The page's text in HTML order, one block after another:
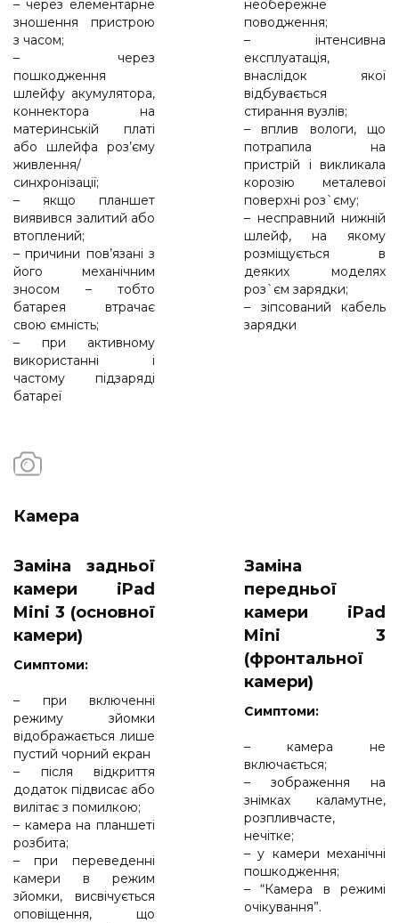
– через елементарне
зношення пристрою
з часом;
– через
пошкодження
шлейфу акумулятора,
коннектора на
материнській платі
або шлейфа роз’єму
живлення/
синхронізації;
– якщо планшет
виявився залитий або
втоплений;
– причини пов’язані з
його механічним
зносом – тобто
батарея втрачає
свою ємність;
– при активному
використанні і
частому підзаряді
батареї
необережне
поводження;
– інтенсивна
експлуатація,
внаслідок якої
відбувається
стирання вузлів;
– вплив вологи, що
потрапила на
пристрій і викликала
корозію металевої
поверхні роз`єму;
– несправний нижній
шлейф, на якому
розміщується в
деяких моделях
роз`єм зарядки;
– зіпсований кабель
зарядки
Камера
Заміна задньої
камери iPad
Mini 3 (основної
камери)
Cимптоми:
– при включенні
режиму зйомки
відображається лише
пустий чорний екран
– після відкриття
додаток підвисає або
вилітає з помилкою;
– камера на планшеті
розбита;
– при переведенні
камери в режим
зйомки, висвічується
оповіщення, що
Заміна
передньої
камери iPad
Mini 3
(фронтальної
камери)
Cимптоми:
– камера не
включається;
– зображення на
знімках каламутне,
розпливчасте,
нечітке;
– у камери механічні
пошкодження;
– “Камера в режимі
очікування”.